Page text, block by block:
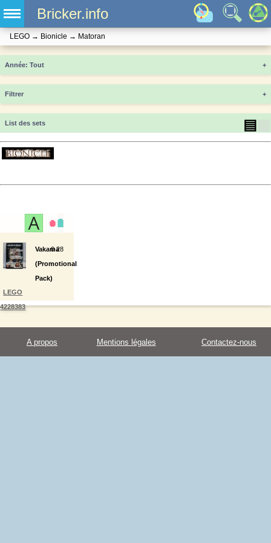
Bricker.info
LEGO → Bionicle → Matoran
Année +
Filtrer +
List des sets ▤
LEGO
4228383
Vakama
(Promotional
Pack)
028
A propos Mentions légales Contactez-nous